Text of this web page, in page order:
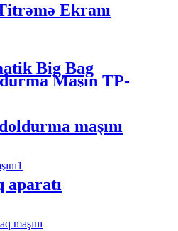
Ekranı
Big Bag
Maşın TP-
maşını
aparatı